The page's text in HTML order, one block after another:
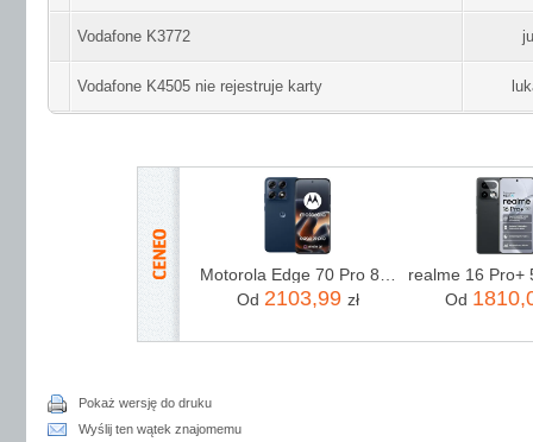
Vodafone K3772
Vodafone K4505 nie rejestruje karty
Od 2103,99 zł Od
Pokaż wersję do druku
Wyślij ten wątek znajomemu